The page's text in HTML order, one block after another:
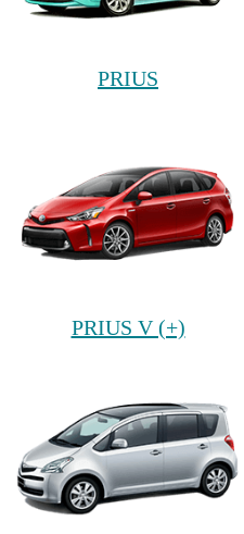
PRIUS
PRIUS V (+)